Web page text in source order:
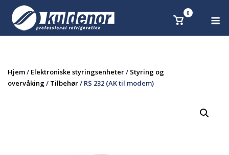
content
Se 0
Hjem/ Elektroniske styringsenheter/ Styring og
overvåking / Tilbehør/ RS 232 (AK til modem)